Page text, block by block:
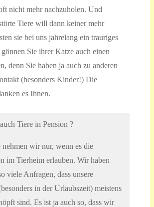
nicht mehr nachzuholen. Und
Tiere will dann keiner mehr
sie bei uns jahrelang ein trauriges
Sie ihrer Katze auch einen
denn Sie haben ja auch zu anderen
(besonders Kinder!) Die
es Ihnen.
Tiere in Pension ?
nehmen wir nur, wenn es die
im Tierheim erlauben. Wir haben
viele Anfragen, dass unsere
in der Urlaubszeit) meistens
sind. Es ist ja auch so, dass wir